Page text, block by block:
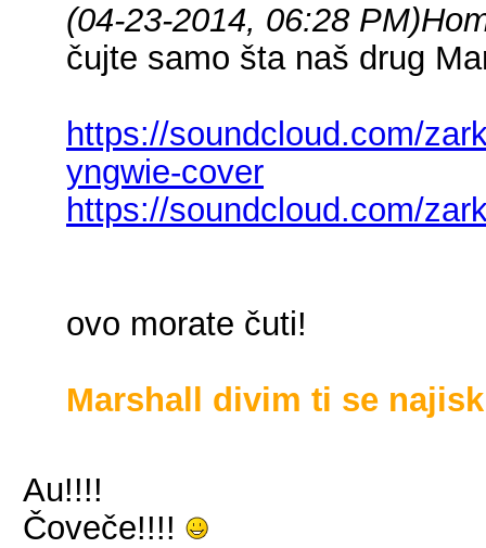
(04-23-2014, 06:28 PM)
čujte samo šta naš drug
https://soundcloud.com/
yngwie-cover
https://soundcloud.com/
ovo morate čuti!
Marshall divim ti se
Au!!!!
Čoveče!!!!